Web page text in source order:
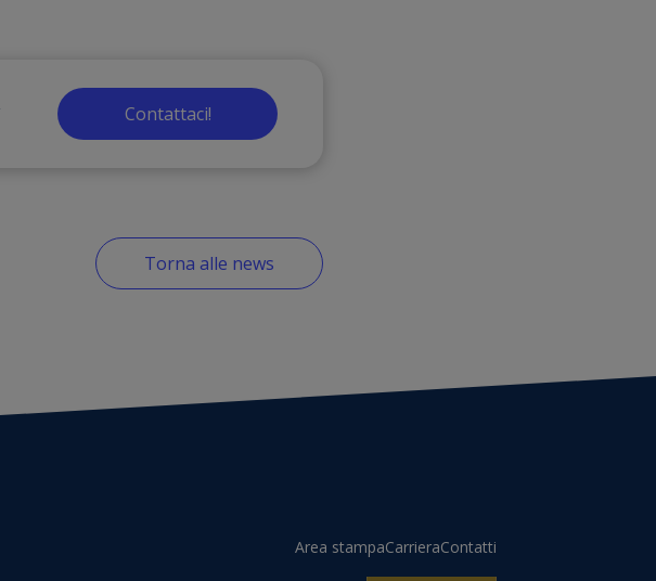
Contattaci!
Torna alle news
Area stampaCarrieraContatti